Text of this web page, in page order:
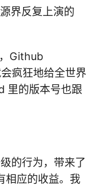
界反复上演的
Github
疯狂地给全世界
里的版本号也跟
的行为，带来了
相应的收益。我